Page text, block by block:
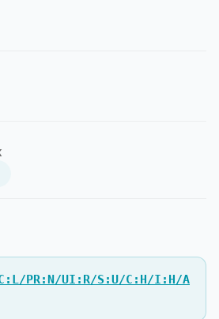
PR:N/UI:R/S:U/C:H/I:H/A